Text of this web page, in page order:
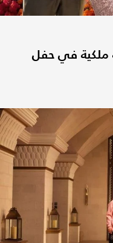
ملكية في حفل